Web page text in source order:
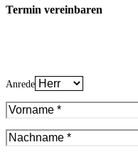
Termin vereinbaren
Anrede